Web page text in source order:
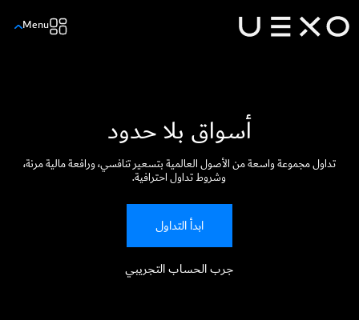
Menu
أسواق بلا حدود
تداول مجموعة واسعة من الأصول العالمية بتسعير تنافسي، ورافعة مالية مرنة،
وشروط تداول احترافية.
ابدأ التداول
جرب الحساب التجريبي